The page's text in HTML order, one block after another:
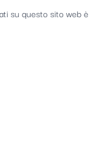
su questo sito web è